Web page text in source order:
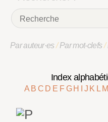
Par auteur·es/Par mot-clefs/
Index
A B C D E F G H J K L M